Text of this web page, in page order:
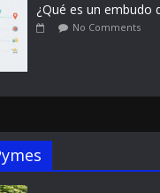
¿Qué es un embudo
No Comments